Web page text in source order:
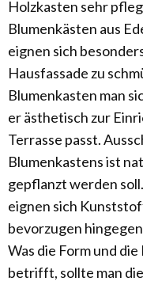
Holzkasten sehr
Blumenkästen aus
eignen sich
Hausfassade zu
Blumenkasten man
er ästhetisch zur
Terrasse passt.
Blumenkastens ist
gepflanzt werden
eignen sich
bevorzugen
Was die Form und
betrifft, sollte man